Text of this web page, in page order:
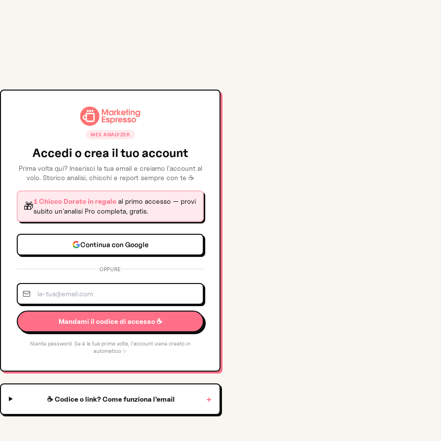
MEX ANALYZER
Accedi o crea il tuo account
Prima volta qui? Inserisci la tua email e creiamo l'account al
volo. Storico analisi, chicchi e report sempre con te ☕️
🎁1 Chicco Dorato in regalo al primo accesso — provi
subito un'analisi Pro completa, gratis.
Continua con Google
OPPURE
Mandami il codice di accesso ☕️
Niente password. Se è la tua prima volta, l'account viene creato in
automatico ✨
☕️ Codice o link? Come funziona l'email +